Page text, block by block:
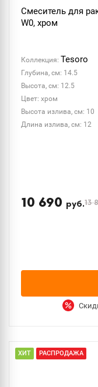
Смеситель для
W0, хром
Коллекция: Tesoro
Глубина, см: 14.5
Высота, см: 12.5
Цвет: хром
Высота излива, см: 10
Длина излива, см: 12
10 690 руб.13
ХИТ РАСПРОДАЖА